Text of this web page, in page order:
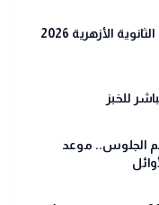
رابط شغال الآن.. استعلم عن نتيجة الثانوية الأزهرية 2026
للخبز
الثانوية الأزهرية 2026 برقم الجلوس.. موعد